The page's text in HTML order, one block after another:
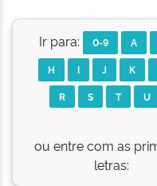
Ir para: 0-9 A
H
I J K
R
S T U
ou entre com as
letras: